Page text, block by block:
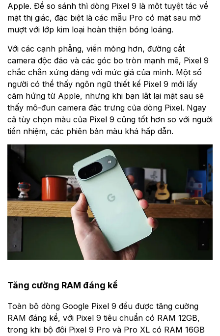
Apple. Để so sánh thì dòng Pixel 9 là một tuyệt tác về
mặt thị giác, đặc biệt là các mẫu Pro có mặt sau mờ
mượt với lớp kim loại hoàn thiện bóng loáng.
Với các cạnh phẳng, viền mỏng hơn, đường cắt
camera độc đáo và các góc bo tròn mạnh mẽ, Pixel 9
chắc chắn xứng đáng với mức giá của mình. Một số
người có thể thấy ngôn ngữ thiết kế Pixel 9 mới lấy
cảm hứng từ Apple, nhưng khi bạn lật lại mặt sau sẽ
thấy mô-đun camera đặc trưng của dòng Pixel. Ngay
cả tùy chọn màu của Pixel 9 cũng tốt hơn so với người
tiền nhiệm, các phiên bản màu khá hấp dẫn.
Tăng cường RAM đáng kể
Toàn bộ dòng Google Pixel 9 đều được tăng cường
RAM đáng kể, với Pixel 9 tiêu chuẩn có RAM 12GB,
trong khi bộ đôi Pixel 9 Pro và Pro XL có RAM 16GB